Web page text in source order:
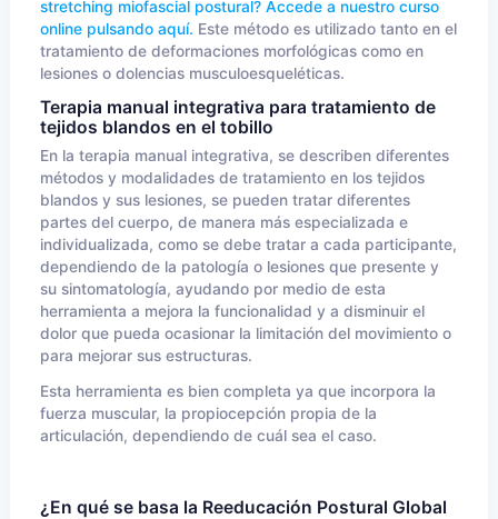
stretching miofascial postural? Accede a nuestro curso
online pulsando aquí. Este método es utilizado tanto en el
tratamiento de deformaciones morfológicas como en
lesiones o dolencias musculoesqueléticas.
Terapia manual integrativa para tratamiento de
tejidos blandos en el tobillo
En la terapia manual integrativa, se describen diferentes
métodos y modalidades de tratamiento en los tejidos
blandos y sus lesiones, se pueden tratar diferentes
partes del cuerpo, de manera más especializada e
individualizada, como se debe tratar a cada participante,
dependiendo de la patología o lesiones que presente y
su sintomatología, ayudando por medio de esta
herramienta a mejora la funcionalidad y a disminuir el
dolor que pueda ocasionar la limitación del movimiento o
para mejorar sus estructuras.
Esta herramienta es bien completa ya que incorpora la
fuerza muscular, la propiocepción propia de la
articulación, dependiendo de cuál sea el caso.
¿En qué se basa la Reeducación Postural Global